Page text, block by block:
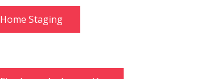
Home Staging